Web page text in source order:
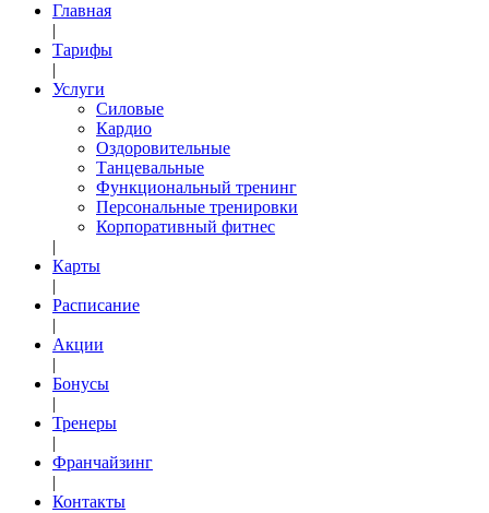
Главная
|
Тарифы
|
Услуги
Силовые
Кардио
Оздоровительные
Танцевальные
Функциональный тренинг
Персональные тренировки
Корпоративный фитнес
|
Карты
|
Расписание
|
Акции
|
Бонусы
|
Тренеры
|
Франчайзинг
|
Контакты